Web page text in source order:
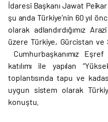
İdaresi Başkanı Jawat
şu anda Türkiye’nin 60 yıl
olarak adlandırdığımız
üzere Türkiye, Gürcistan
Cumhurbaşkanımız
katılımı ile yapılan
toplantısında tapu ve
uygun sistem olarak
konuştu.